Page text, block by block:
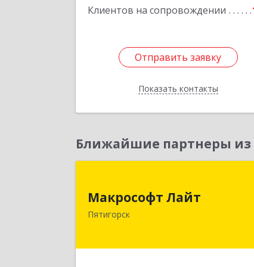
Клиентов на сопровождении
Отправить заявку
Показать контакты
Отправить заявку
Назад
Ближайшие партнеры из
Макрософт Лайт
Пятигорск
357501, Ставропольский
Пятигорск г, Коста Хетагурова ул,